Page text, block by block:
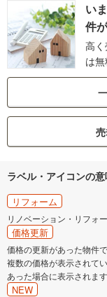
い
件
高
は
ラベル・アイコンの
リフォーム
リノベーション・リフォ
価格更新
価格の更新があった物件で
複数の価格が表示されて
あった場合に表示されます
NEW